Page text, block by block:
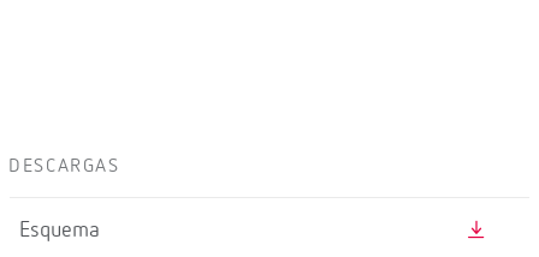
DESCARGAS
Esquema